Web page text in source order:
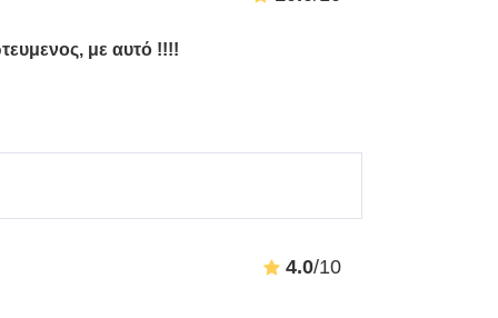
με αυτό !!!!
4.0/10